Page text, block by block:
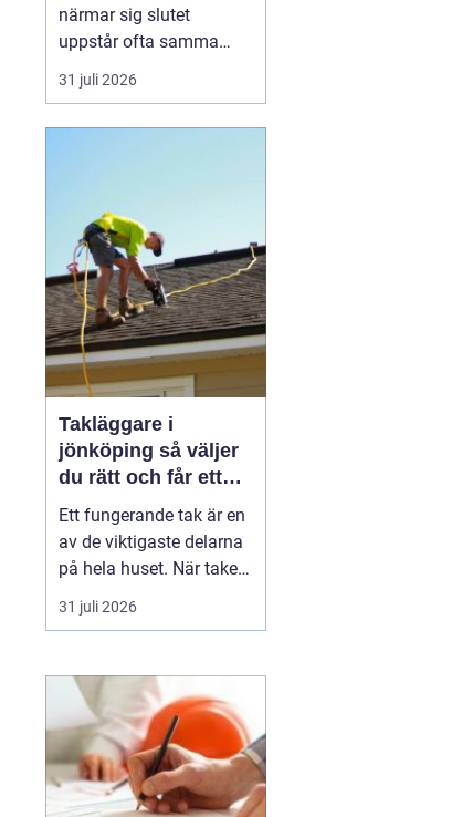
närmar sig slutet
uppstår ofta samma
fråga: är entreprenaden
verkligen utförd så som
ger ett tydligt svar.
Genom en strukturerad
genomgån...
31 juli 2026
Takläggare i
jönköping så väljer
du rätt och får ett
tak som håller
Ett fungerande tak är en
av de viktigaste delarna
på hela huset. När taket
börjar bli slitet påverkar
det både tryggheten,
värdet på huset. Därför
blir valet
av takläggare i
Jönköping avg...
31 juli 2026